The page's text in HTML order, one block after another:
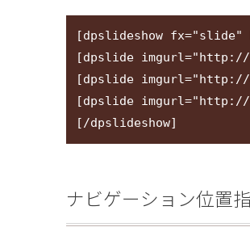
[dpslideshow fx="slide"
[dpslide imgurl="http://
[dpslide imgurl="http://
[dpslide imgurl="http://
ナビゲーション位置